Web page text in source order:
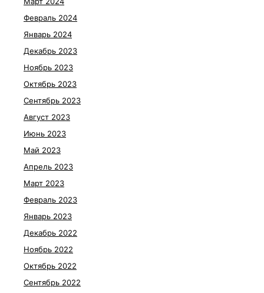
Февраль 2024
Январь 2024
Декабрь 2023
Ноябрь 2023
Октябрь 2023
Сентябрь 2023
Август 2023
Июнь 2023
Май 2023
Апрель 2023
Март 2023
Февраль 2023
Январь 2023
Декабрь 2022
Ноябрь 2022
Октябрь 2022
Сентябрь 2022